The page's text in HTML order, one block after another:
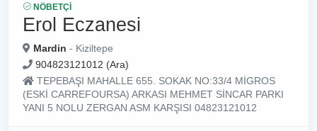
NÖBETÇI
Erol Eczanesi
Mardin - Kiziltepe
904823121012 (Ara)
TEPEBAŞI MAHALLE 655. SOKAK NO:33/4 MİGROS
(ESKİ CARREFOURSA) ARKASI MEHMET SİNCAR PARKI
YANI 5 NOLU ZERGAN ASM KARŞISI 04823121012